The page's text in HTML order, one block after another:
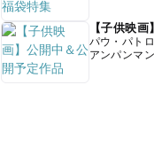
【子供映
パウ・パト
アンパンマ